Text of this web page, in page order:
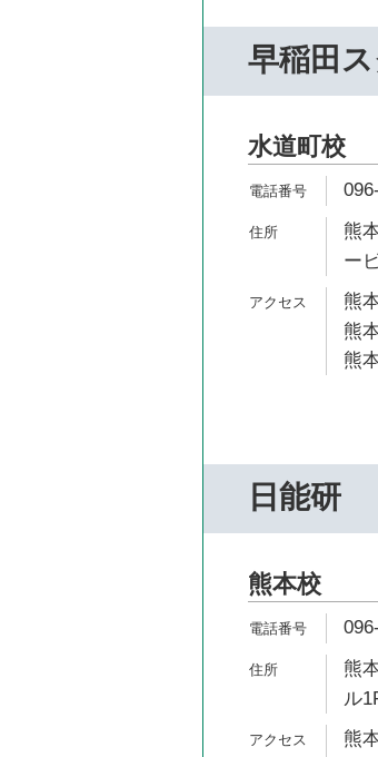
早稲田
水道町校
熊
ー
熊
熊
熊
日能研
熊本校
熊
ル
熊